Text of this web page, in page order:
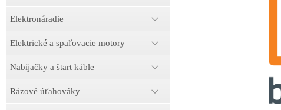
Elektronáradie
Elektrické a spaľovacie motory
Nabíjačky a štart káble
Rázové úťahováky